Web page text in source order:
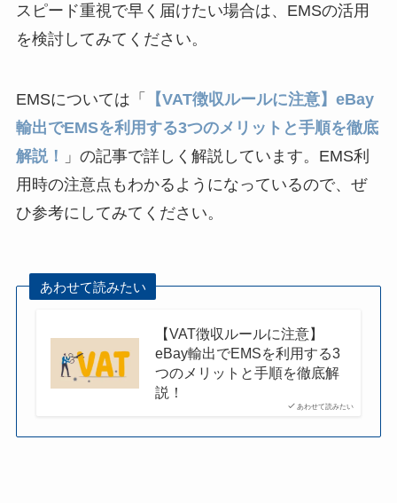
スピード重視で早く届けたい場合は、EMSの活用
を検討してみてください。
EMSについては「
【VAT徴収ルールに注意】eBay
輸出でEMSを利用する3つのメリットと手順を徹底
解説！
」の記事で詳しく解説しています。EMS利
用時の注意点もわかるようになっているので、ぜ
ひ参考にしてみてください。
あわせて読みたい
あわせて読みたい
【VAT徴収ルールに注意】
eBay輸出でEMSを利用する3
つのメリットと手順を徹底解
説！